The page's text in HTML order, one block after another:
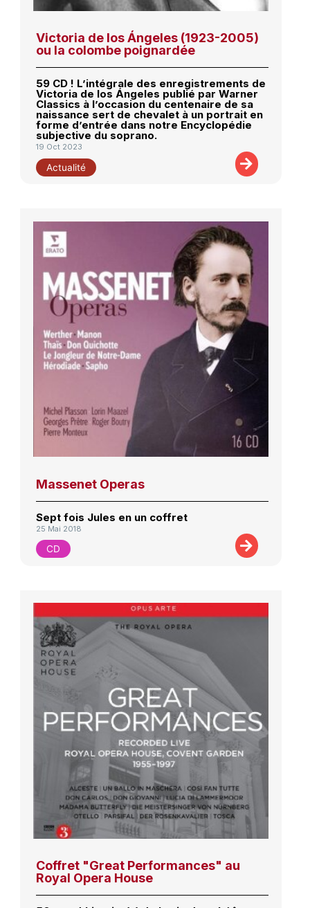
Victoria de los Ángeles (1923-2005)
ou la colombe poignardée
59 CD ! L’intégrale des enregistrements de
Victoria de los Ángeles publié par Warner
Classics à l’occasion du centenaire de sa
naissance sert de chevalet à un portrait en
forme d’entrée dans notre Encyclopédie
subjective du soprano.
19 Oct 2023
Actualité
Massenet Operas
Sept fois Jules en un coffret
25 Mai 2018
CD
Coffret "Great Performances" au
Royal Opera House